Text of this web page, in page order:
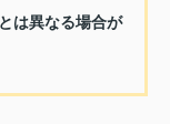
は異なる場合が